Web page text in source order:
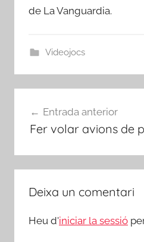
de La Vanguardia.
Videojocs
d'entrades
Entrada anterior
Fer volar avions de
Deixa un comentari
Heu d'iniciar la sessió